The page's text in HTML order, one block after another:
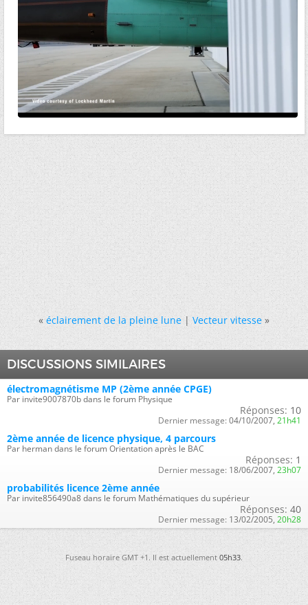
« éclairement de la pleine lune|Vecteur vitesse »
DISCUSSIONS SIMILAIRES
électromagnétisme MP (2ème année CPGE)
Par invite9007870b dans le forum Physique
Réponses: 10
Dernier message: 04/10/2007, 21h41
2ème année de licence physique, 4 parcours
Par herman dans le forum Orientation après le BAC
Réponses: 1
Dernier message: 18/06/2007, 23h07
probabilités licence 2ème année
Par invite856490a8 dans le forum Mathématiques du supérieur
Réponses: 40
Dernier message: 13/02/2005, 20h28
Fuseau horaire GMT +1. Il est actuellement05h33.